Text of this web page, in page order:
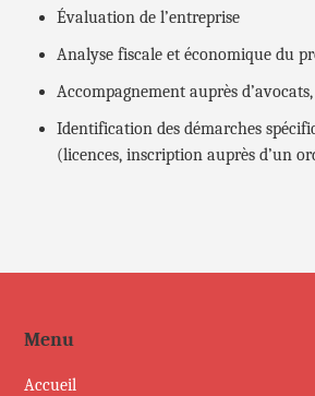
Évaluation de l’entreprise
Analyse fiscale et économique du
Accompagnement auprès
Identification des démarches
(licences, inscription auprès d’un
Menu
Accueil